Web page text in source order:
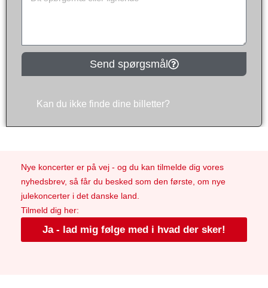
Send spørgsmål
Kan du ikke finde dine billetter?
Nye koncerter er på vej - og du kan tilmelde dig vores
nyhedsbrev, så får du besked som den første, om nye
julekoncerter i det danske land.
Tilmeld dig her:
Ja - lad mig følge med i hvad der sker!